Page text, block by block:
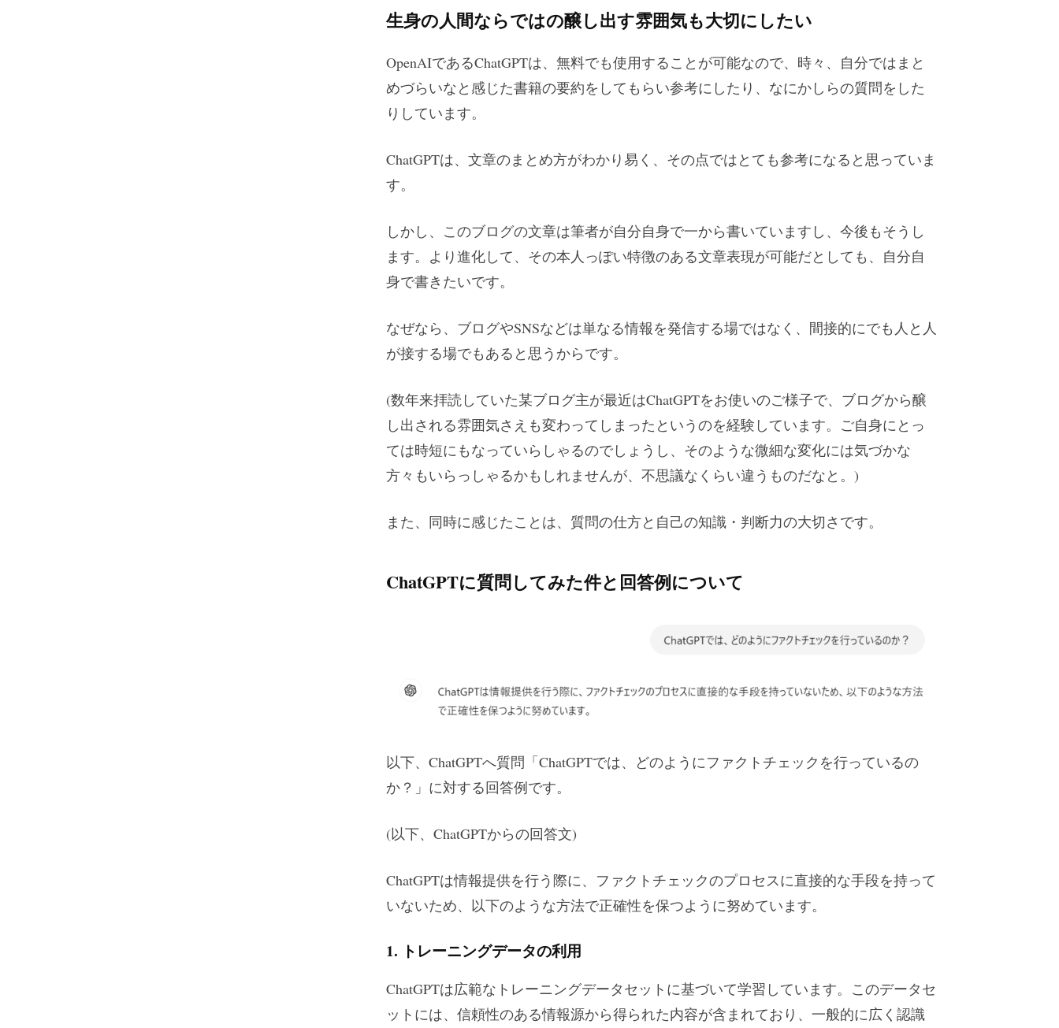
生身の人間ならではの醸し出す雰囲気も大切にしたい
OpenAIであるChatGPTは、無料でも使用することが可能なので、時々、自分ではまと
めづらいなと感じた書籍の要約をしてもらい参考にしたり、なにかしらの質問をした
りしています。
ChatGPTは、文章のまとめ方がわかり易く、その点ではとても参考になると思っていま
す。
しかし、このブログの文章は筆者が自分自身で一から書いていますし、今後もそうし
ます。より進化して、その本人っぽい特徴のある文章表現が可能だとしても、自分自
身で書きたいです。
なぜなら、ブログやSNSなどは単なる情報を発信する場ではなく、間接的にでも人と人
が接する場でもあると思うからです。
(数年来拝読していた某ブログ主が最近はChatGPTをお使いのご様子で、ブログから醸
し出される雰囲気さえも変わってしまったというのを経験しています。ご自身にとっ
ては時短にもなっていらしゃるのでしょうし、そのような微細な変化には気づかな
方々もいらっしゃるかもしれませんが、不思議なくらい違うものだなと。)
また、同時に感じたことは、質問の仕方と自己の知識・判断力の大切さです。
ChatGPTに質問してみた件と回答例について
以下、ChatGPTへ質問「ChatGPTでは、どのようにファクトチェックを行っているの
か？」に対する回答例です。
(以下、ChatGPTからの回答文)
ChatGPTは情報提供を行う際に、ファクトチェックのプロセスに直接的な手段を持って
いないため、以下のような方法で正確性を保つように努めています。
1. トレーニングデータの利用
ChatGPTは広範なトレーニングデータセットに基づいて学習しています。このデータセ
ットには、信頼性のある情報源から得られた内容が含まれており、一般的に広く認識